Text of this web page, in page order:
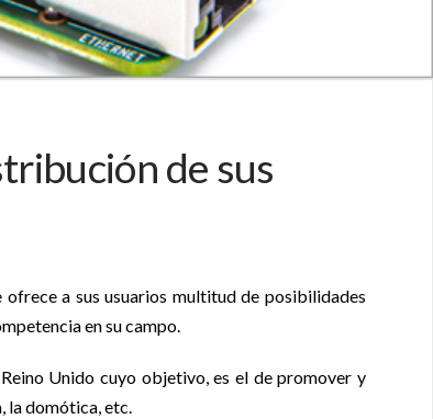
de sus
ofrece a sus usuarios multitud de posibilidades
en su campo.
Unido cuyo objetivo, es el de promover y
la domótica, etc.